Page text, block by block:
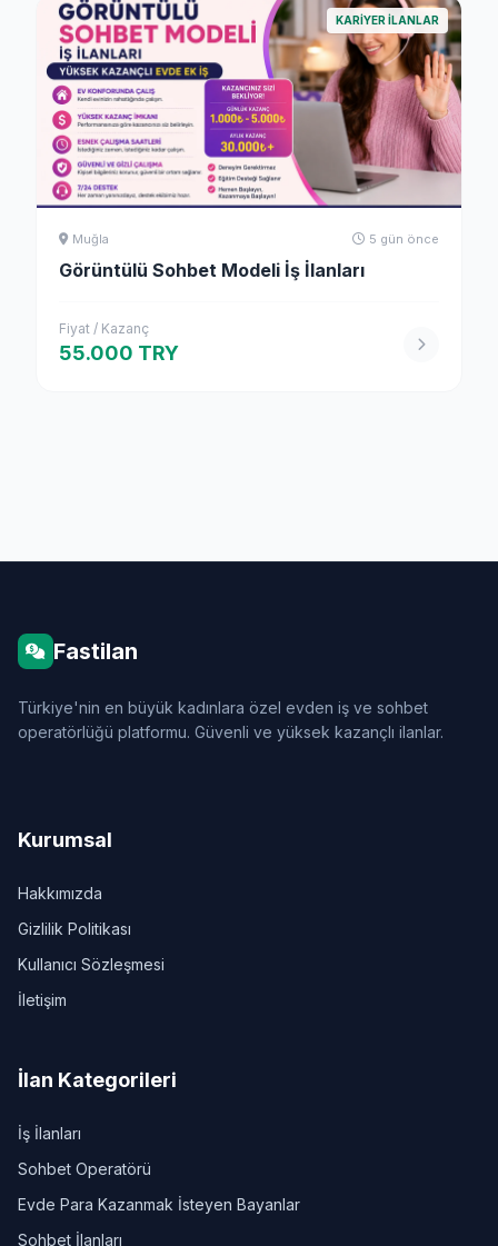
KARIYER ILANLAR
Muğla 5 gün önce
Görüntülü Sohbet Modeli İş İlanları
Fiyat / Kazanç
55.000 TRY
Fastilan
Türkiye'nin en büyük kadınlara özel evden iş ve sohbet
operatörlüğü platformu. Güvenli ve yüksek kazançlı ilanlar.
Kurumsal
Hakkımızda
Gizlilik Politikası
Kullanıcı Sözleşmesi
İletişim
İlan Kategorileri
İş İlanları
Sohbet Operatörü
Evde Para Kazanmak İsteyen Bayanlar
Sohbet İlanları